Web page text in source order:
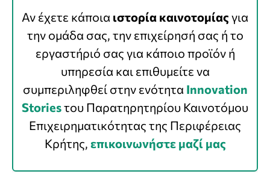
Αν έχετε κάποια ιστορία καινοτομίας για
την ομάδα σας, την επιχείρησή σας ή το
εργαστήριό σας για κάποιο προϊόν ή
υπηρεσία και επιθυμείτε να
συμπεριληφθεί στην ενότητα Innovation
Storiesτου Παρατηρητηρίου Καινοτόμου
Επιχειρηματικότητας της Περιφέρειας
Κρήτης, επικοινωνήστε μαζί μας